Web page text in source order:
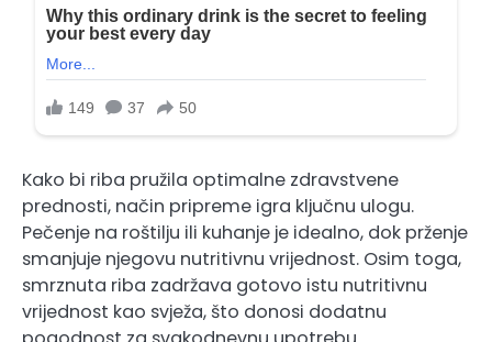
Kako bi riba pružila optimalne zdravstvene
prednosti, način pripreme igra ključnu ulogu.
Pečenje na roštilju ili kuhanje je idealno, dok prženje
smanjuje njegovu nutritivnu vrijednost. Osim toga,
smrznuta riba zadržava gotovo istu nutritivnu
vrijednost kao svježa, što donosi dodatnu